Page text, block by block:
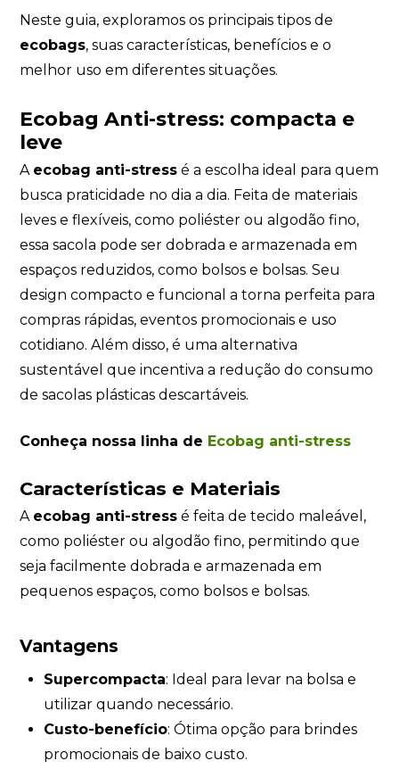
Neste guia, exploramos os principais tipos de
ecobags, suas características, benefícios e o
melhor uso em diferentes situações.
Ecobag Anti-stress: compacta e
leve
A ecobag anti-stress é a escolha ideal para quem
busca praticidade no dia a dia. Feita de materiais
leves e flexíveis, como poliéster ou algodão fino,
essa sacola pode ser dobrada e armazenada em
espaços reduzidos, como bolsos e bolsas. Seu
design compacto e funcional a torna perfeita para
compras rápidas, eventos promocionais e uso
cotidiano. Além disso, é uma alternativa
sustentável que incentiva a redução do consumo
de sacolas plásticas descartáveis.
Conheça nossa linha de Ecobag anti-stress
Características e Materiais
A ecobag anti-stress é feita de tecido maleável,
como poliéster ou algodão fino, permitindo que
seja facilmente dobrada e armazenada em
pequenos espaços, como bolsos e bolsas.
Vantagens
Supercompacta: Ideal para levar na bolsa e
utilizar quando necessário.
Custo-benefício: Ótima opção para brindes
promocionais de baixo custo.